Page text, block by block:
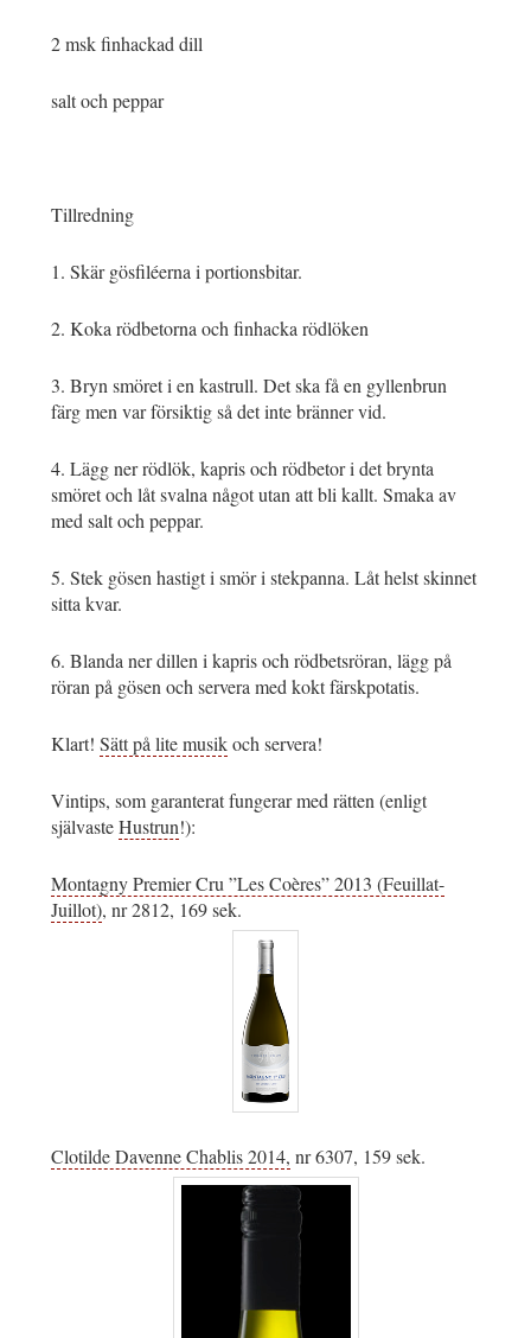
2 msk finhackad dill
salt och peppar
Tillredning
1. Skär gösfiléerna i portionsbitar.
2. Koka rödbetorna och finhacka rödlöken
3. Bryn smöret i en kastrull. Det ska få en gyllenbrun
färg men var försiktig så det inte bränner vid.
4. Lägg ner rödlök, kapris och rödbetor i det brynta
smöret och låt svalna något utan att bli kallt. Smaka av
med salt och peppar.
5. Stek gösen hastigt i smör i stekpanna. Låt helst skinnet
sitta kvar.
6. Blanda ner dillen i kapris och rödbetsröran, lägg på
röran på gösen och servera med kokt färskpotatis.
Klart! Sätt på lite musikoch servera!
Vintips, som garanterat fungerar med rätten (enligt
självasteHustrun!):
Montagny Premier Cru ”Les Coères” 2013 (Feuillat-
Juillot), nr 2812, 169 sek.
Clotilde Davenne Chablis 2014, nr 6307, 159 sek.